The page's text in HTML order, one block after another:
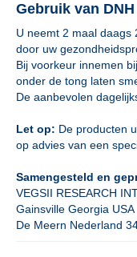
Gebruik van
U neemt 2 maal daags
door uw
Bij voorkeur innemen
onder de tong laten
De aanbevolen
Let op: De producten
op advies van een
Samengesteld en
VEGSII RESEARCH
Gainsville Georgia USA
De Meern Nederland